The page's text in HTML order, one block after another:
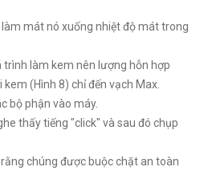
làm mát nó xuống nhiệt độ mát trong
trình làm kem nên lượng hỗn hợp
(Hình 8) chỉ đến vạch Max.
bộ phận vào máy.
thấy tiếng "click" và sau đó chụp
chúng được buộc chặt an toàn